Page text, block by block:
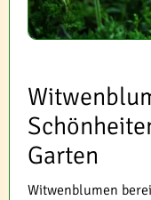
Garten
Witwenblumen